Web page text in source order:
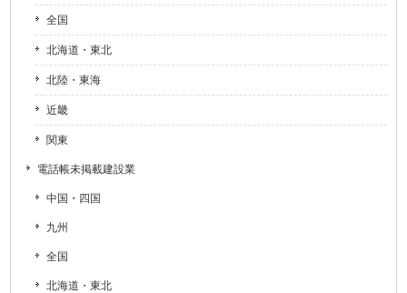
全国
北海道・東北
北陸・東海
近畿
関東
電話帳未掲載建設業
中国・四国
九州
全国
北海道・東北